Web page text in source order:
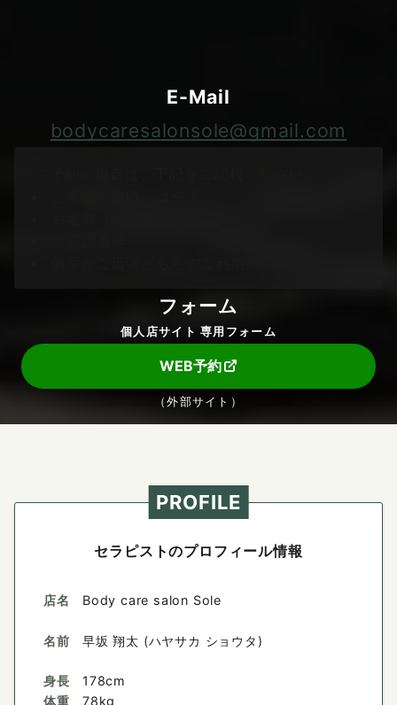
E-Mail
bodycaresalonsole@gmail.com
フォーム
個人店サイト 専用フォーム
WEB予約
（外部サイト）
PROFILE
セラピストのプロフィール情報
店名 Body care salon Sole
名前 早坂 翔太 (ハヤサカ ショウタ)
身長
体重
178cm
78kg